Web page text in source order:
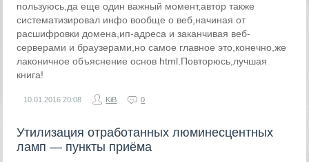
пользуюсь,да еще один важный момент,автор также
систематизировал инфо вообще о веб,начиная от
расшифровки домена,ип-адреса и заканчивая веб-
серверами и браузерами,но самое главное это,конечно,же
лаконичное объяснение основ html.Повторюсь,лучшая
книга!
10.01.2016 20:08 KiB 0
Утилизация отработанных люминесцентных
ламп — пункты приёма